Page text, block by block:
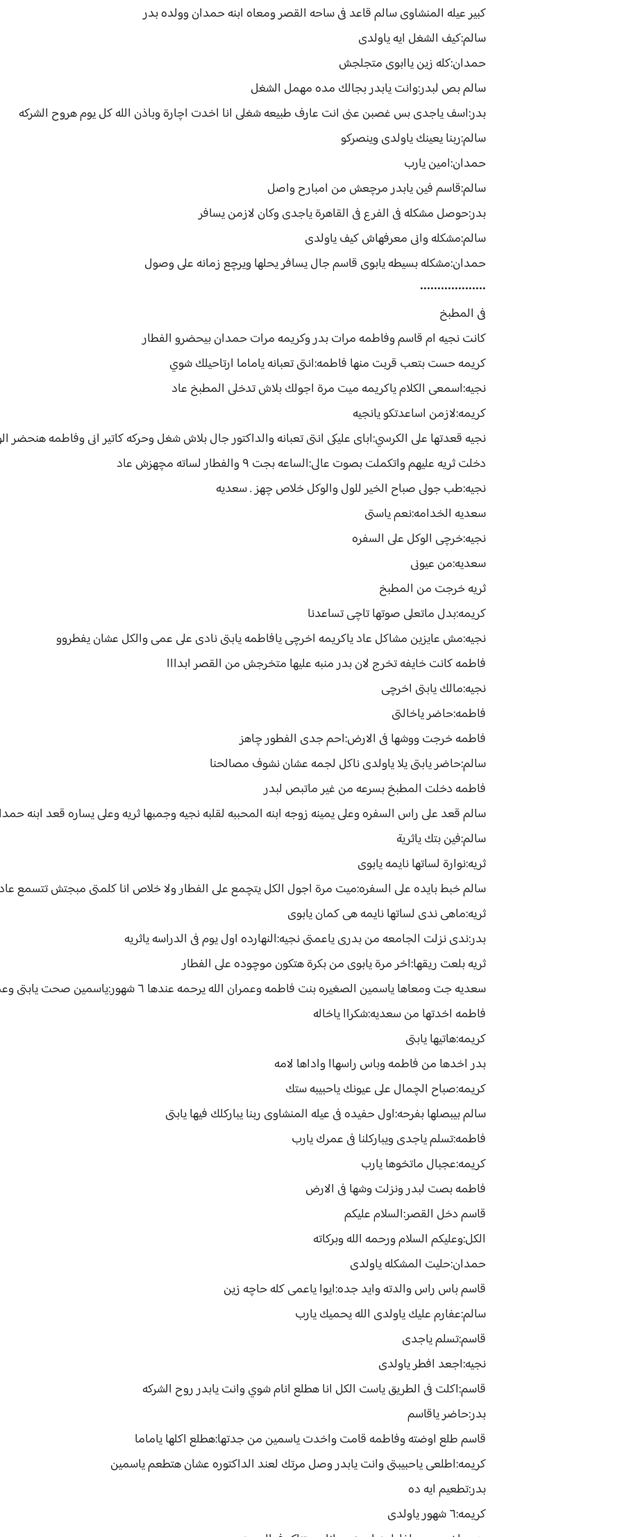
كبير عيله المنشاوى سالم قاعد فى ساحه القصر ومعاه ابنه حمدان وولده بدر
سالم:كيف الشغل ايه ياولدى
حمدان:كله زين ياابوى متجلجش
سالم بص لبدر:وانت يابدر بجالك مده مهمل الشغل
بدر:اسف ياجدى بس غصبن عنى انت عارف طبيعه شغلى انا اخدت اچارة وباذن الله كل يوم هروح الشركه
سالم:ربنا يعينك ياولدى وينصركو
حمدان:امين يارب
سالم:قاسم فين يابدر مرچعش من امبارح واصل
بدر:حوصل مشكله فى الفرع فى القاهرة ياجدى وكان لازمن يسافر
سالم:مشكله وانى معرفهاش كيف ياولدى
حمدان:مشكله بسيطه يابوى قاسم جال يسافر يحلها ويرچع زمانه على وصول
•••••••••••••••••••
فى المطبخ
كانت نجيه ام قاسم وفاطمه مرات بدر وكريمه مرات حمدان بيحضرو الفطار
كريمه حست بتعب قربت منها فاطمه:انتى تعبانه ياماما ارتاحيلك شوي
نجيه:اسمعى الكلام ياكريمه ميت مرة اجولك بلاش تدخلى المطبخ عاد
كريمه:لازمن اساعدتكو يانجيه
نجيه قعدتها على الكرسي:اباى عليكى انتى تعبانه والداكتور جال بلاش شغل وحركه كاتير انى وفاطمه هنحضر
دخلت ثريه عليهم واتكملت بصوت عالى:الساعه بجت ٩ والفطار لساته مچهزش عاد
نجيه:طب جولى صباح الخير للول والوكل خلاص چهز . سعديه
سعديه الخدامه:نعم ياستى
نجيه:خرچى الوكل على السفره
سعديه:من عيونى
ثريه خرجت من المطبخ
كريمه:بدل ماتعلى صوتها تاچى تساعدنا
نجيه:مش عايزين مشاكل عاد ياكريمه اخرچى يافاطمه يابتى نادى على عمى والكل عشان يفطروو
فاطمه كانت خايفه تخرج لان بدر منبه عليها متخرجش من القصر ابدااا
نجيه:مالك يابتى اخرچى
فاطمه:حاضر ياخالتى
فاطمه خرجت ووشها فى الارض:احم جدى الفطور چاهز
سالم:حاضر يابتى يلا ياولدى ناكل لجمه عشان نشوف مصالحنا
فاطمه دخلت المطبخ بسرعه من غير ماتبص لبدر
سالم قعد على راس السفره وعلى يمينه زوجه ابنه المحببه لقلبه نجيه وجمبها ثريه وعلى يساره قعد ابنه
سالم:فين بتك ياثرية
ثريه:نوارة لساتها نايمه يابوى
سالم خبط بايده على السفره:ميت مرة اجول الكل يتچمع على الفطار ولا خلاص انا كلمتى مبجتش تتسمع
ثريه:ماهى ندى لساتها نايمه هى كمان يابوى
بدر:ندى نزلت الجامعه من بدرى ياعمتى نجيه:النهارده اول يوم فى الدراسه ياثريه
ثريه بلعت ريقها:اخر مرة يابوى من بكرة هتكون موچوده على الفطار
سعديه جت ومعاها ياسمين الصغيره بنت فاطمه وعمران الله يرحمه عندها ٦ شهور:ياسمين صحت يابتى وعماله تبكى
فاطمه اخدتها من سعديه:شكراا ياخاله
كريمه:هاتيها يابتى
بدر اخدها من فاطمه وباس راسهاا واداها لامه
كريمه:صباح الچمال على عيونك ياحبيبه ستك
سالم بيبصلها بفرحه:اول حفيده فى عيله المنشاوى ربنا يباركلك فيها يابتى
فاطمه:تسلم ياجدى ويباركلنا فى عمرك يارب
كريمه:عجبال ماتخوها يارب
فاطمه بصت لبدر ونزلت وشها فى الارض
قاسم دخل القصر:السلام عليكم
الكل:وعليكم السلام ورحمه الله وبركاته
حمدان:حليت المشكله ياولدى
قاسم باس راس والدته وايد جده:ايوا ياعمى كله حاچه زين
سالم:عفارم عليك ياولدى الله يحميك يارب
قاسم:تسلم ياجدى
نجيه:اجعد افطر ياولدى
قاسم:اكلت فى الطريق ياست الكل انا هطلع انام شوي وانت يابدر روح الشركه
بدر:حاضر ياقاسم
قاسم طلع اوضته وفاطمه قامت واخدت ياسمين من جدتها:هطلع اكلها ياماما
كريمه:اطلعى ياحبيبتى وانت يابدر وصل مرتك لعند الداكتوره عشان هتطعم ياسمين
بدر:تطعيم ايه ده
كريمه:٦ شهور ياولدى